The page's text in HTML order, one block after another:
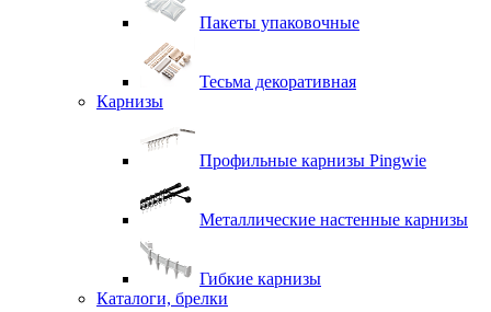
Пакеты упаковочные
Тесьма декоративная
Карнизы
Профильные карнизы Pingwie
Металлические настенные карнизы
Гибкие карнизы
Каталоги, брелки